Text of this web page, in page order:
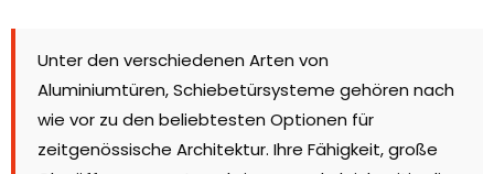
Unter den verschiedenen Arten von
Aluminiumtüren, Schiebetürsysteme gehören nach
wie vor zu den beliebtesten Optionen für
zeitgenössische Architektur. Ihre Fähigkeit, große